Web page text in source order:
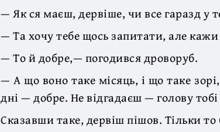
— Як ся маєш, дервіше, чи все гаразд у
— Та хочу тебе щось запитати, але
— То й добре,— погодився дроворуб.
— А що воно таке місяць, і що таке
дні — добре. Не відгадаєш — голову
Сказавши таке, дервіш пішов. Тільки